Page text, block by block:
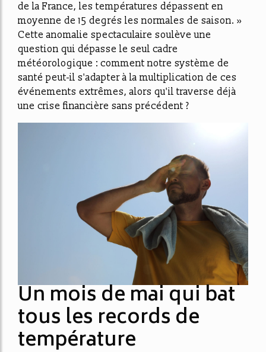
de la France, les températures dépassent en
moyenne de 15 degrés les normales de saison. »
Cette anomalie spectaculaire soulève une
question qui dépasse le seul cadre
météorologique : comment notre système de
santé peut-il s'adapter à la multiplication de ces
événements extrêmes, alors qu'il traverse déjà
une crise financière sans précédent ?
Un mois de mai qui bat
tous les records de
température